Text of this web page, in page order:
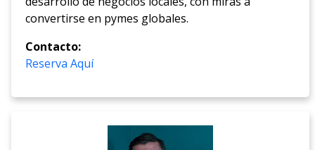
convertirse en pymes globales.
Contacto:
Reserva Aquí